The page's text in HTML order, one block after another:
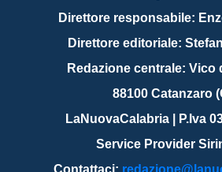
Direttore responsabile:
Direttore editoriale:
Redazione centrale: Vico
88100 Catanzaro
LaNuovaCalabria | P.Iva
Service Provider
Contattaci: